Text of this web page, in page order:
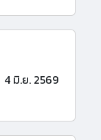
4 มิ.ย. 2569